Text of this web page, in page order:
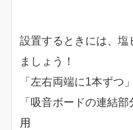
設置するときには、塩
ましょう！
「左右両端に1本ず
「吸音ボードの連結
用